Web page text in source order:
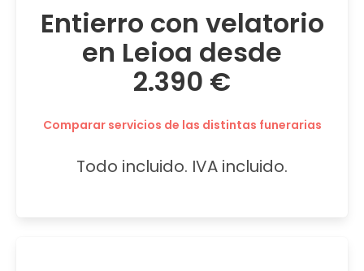
Entierro con velatorio
en Leioa desde
2.390 €
Comparar servicios de las distintas funerarias
Todo incluido. IVA incluido.